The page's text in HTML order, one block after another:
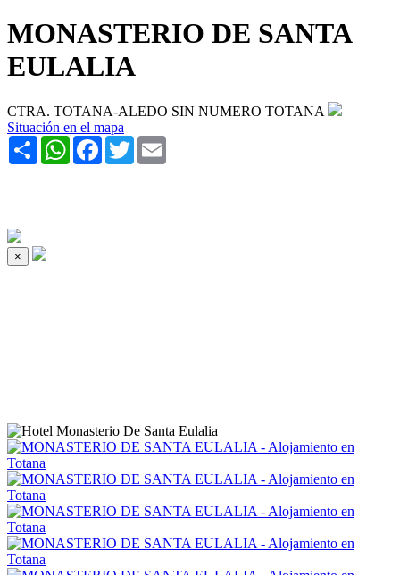
MONASTERIO DE SANTA
EULALIA
CTRA. TOTANA-ALEDO SIN NUMERO TOTANA
Situación en el mapa
Share WhatsAppFacebook
Twitter
×